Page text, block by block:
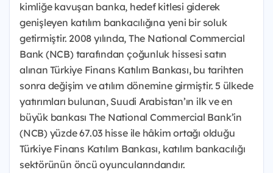
kimliğe kavuşan banka, hedef kitlesi giderek
genişleyen katılım bankacılığına yeni bir soluk
getirmiştir. 2008 yılında, The National Commercial
Bank (NCB) tarafından çoğunluk hissesi satın
alınan Türkiye Finans Katılım Bankası, bu tarihten
sonra değişim ve atılım dönemine girmiştir. 5 ülkede
yatırımları bulunan, Suudi Arabistan’ın ilk ve en
büyük bankası The National Commercial Bank’in
(NCB) yüzde 67.03 hisse ile hâkim ortağı olduğu
Türkiye Finans Katılım Bankası, katılım bankacılığı
sektörünün öncü oyuncularındandır.